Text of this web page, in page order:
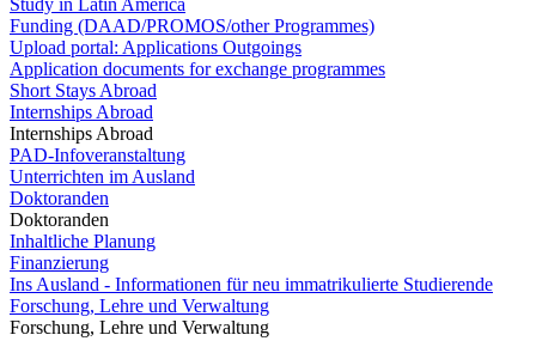
Study in Latin America
Funding (DAAD/PROMOS/other Programmes)
Upload portal: Applications Outgoings
Application documents for exchange programmes
Short Stays Abroad
Internships Abroad
Internships Abroad
PAD-Infoveranstaltung
Unterrichten im Ausland
Doktoranden
Doktoranden
Inhaltliche Planung
Finanzierung
Ins Ausland - Informationen für neu immatrikulierte Studierende
Forschung, Lehre und Verwaltung
Forschung, Lehre und Verwaltung